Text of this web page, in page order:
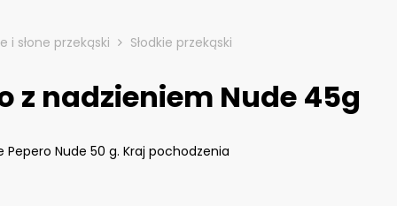
i słone przekąski Słodkie przekąski
z nadzieniem Nude 45g
Nude 50 g. Kraj pochodzenia